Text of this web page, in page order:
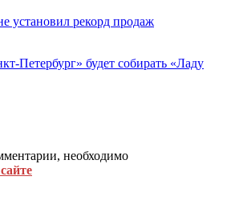
установил рекорд продаж
Петербург» будет собирать «Ладу
необходимо